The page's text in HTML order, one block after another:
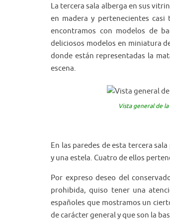
La tercera sala alberga en sus
en madera y pertenecientes
encontramos con modelos de
deliciosos modelos en miniatura
donde están representadas la
escena.
Vista general de la
En las paredes de esta tercera
y una estela. Cuatro de ellos
Por expreso deseo del
prohibida, quiso tener una
españoles que mostramos un
de carácter general y que son la